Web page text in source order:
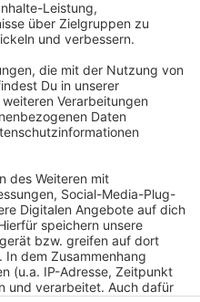
Consent
Henderson - Crazy
Video)